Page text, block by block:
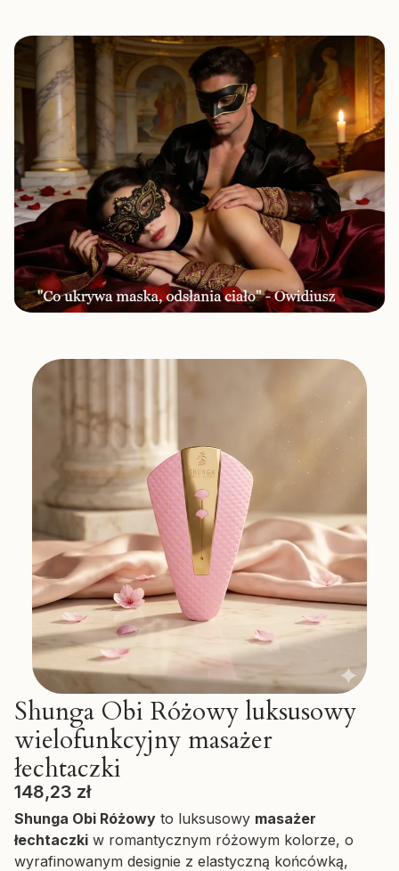
Shunga Obi Różowy luksusowy
wielofunkcyjny masażer
łechtaczki
Cena
148,23 zł
Shunga Obi Różowy to luksusowy masażer
łechtaczki w romantycznym różowym kolorze, o
wyrafinowanym designie z elastyczną końcówką,